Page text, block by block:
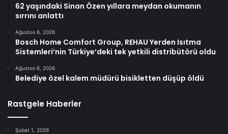
62 yaşındaki Sinan Özen yıllara meydan okumanın
sırrını anlattı
Ağustos 6, 2026
Bosch Home Comfort Group, REHAU Yerden Isıtma
Sistemleri’nin Türkiye’deki tek yetkili distribütörü oldu
Ağustos 6, 2026
Belediye özel kalem müdürü bisikletten düşüp öldü
Rastgele Haberler
Şubat 1, 2026